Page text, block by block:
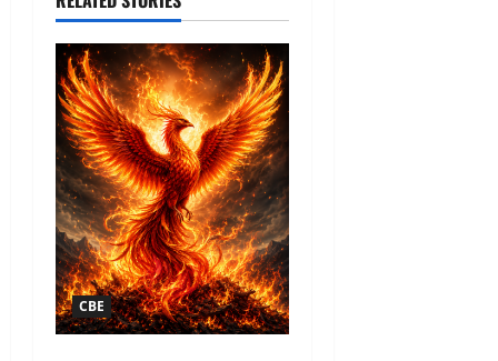
СВЕ